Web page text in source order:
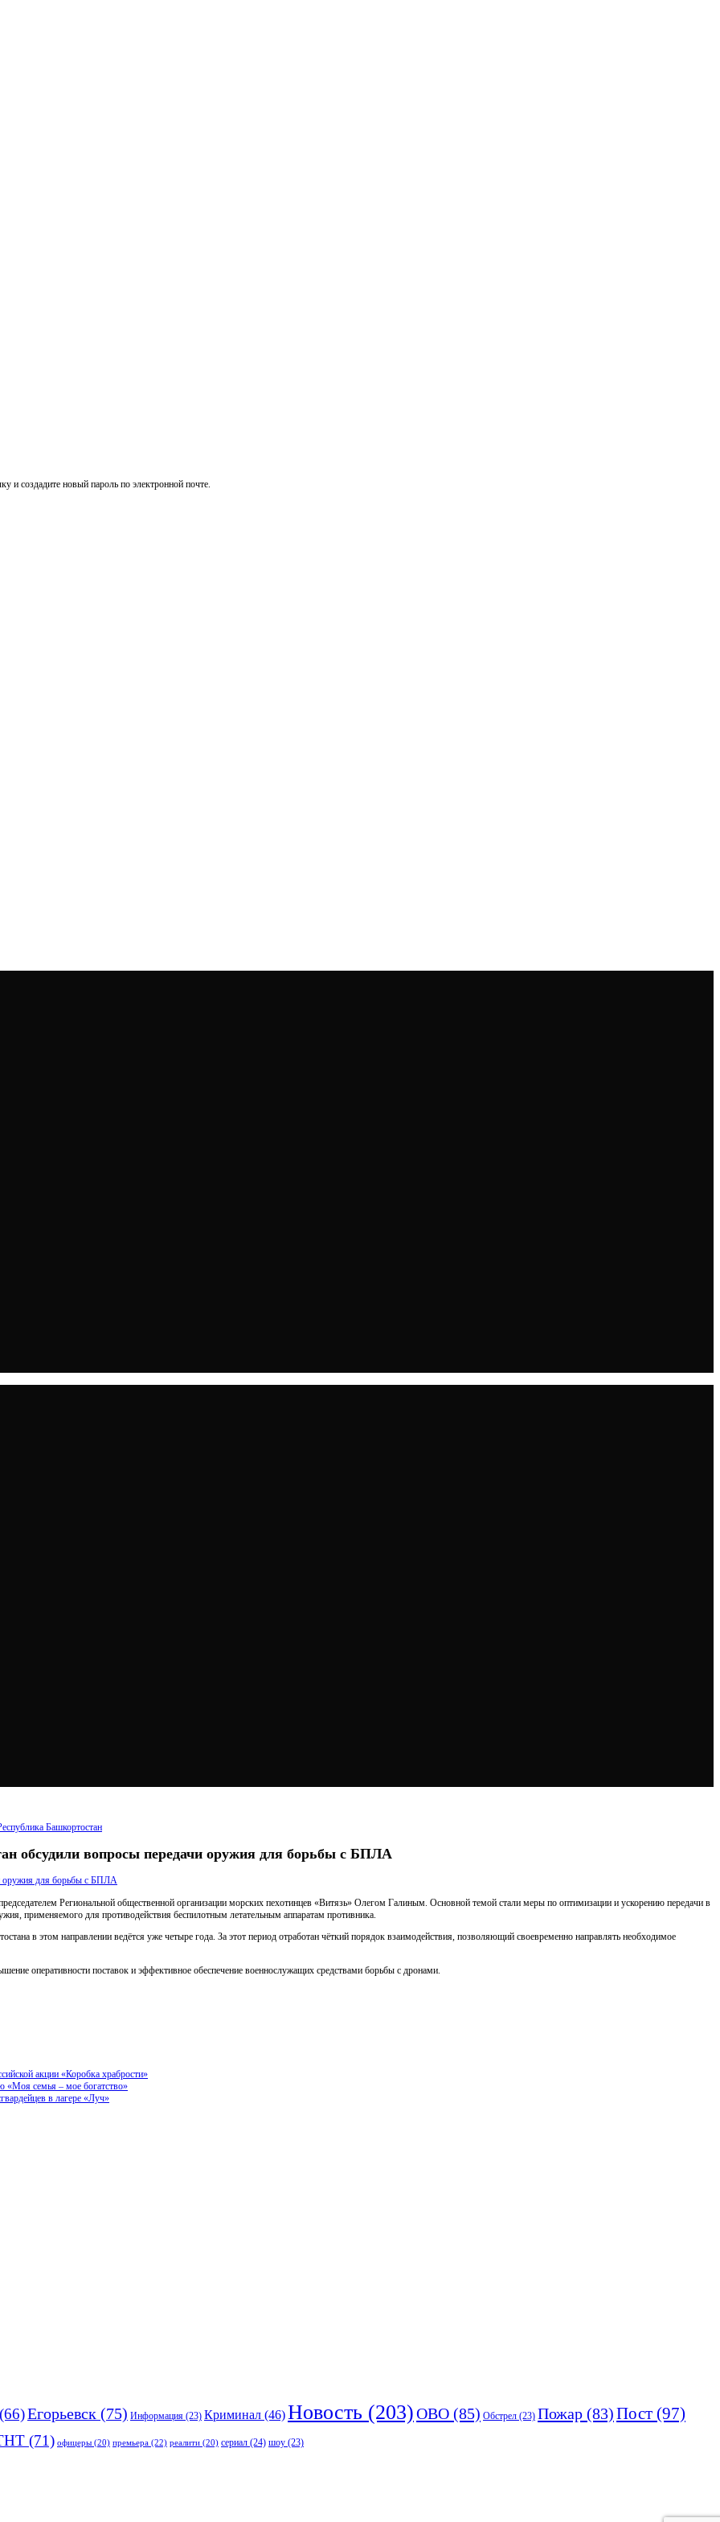
и создадите новый пароль по электронной почте.
Башкортостан
обсудили вопросы передачи оружия для борьбы с БПЛА
Региональной общественной организации морских пехотинцев «Витязь» Олегом Галиным. Основной темой стали меры по оптимизации и ускорению передачи в
применяемого для противодействия беспилотным летательным аппаратам противника.
в этом направлении ведётся уже четыре года. За этот период отработан чёткий порядок взаимодействия, позволяющий своевременно направлять необходимое
оперативности поставок и эффективное обеспечение военнослужащих средствами борьбы с дронами.
акции «Коробка храбрости»
«Моя семья – мое богатство»
в лагере «Луч»
(66)Егорьевск (75) Информация (23) Криминал (46)Новость (203)ОВО (85) Обстрел (23) Пожар (83)Пост (97)
(71) офицеры (20) премьера (22) реалити (20) сериал (24) шоу (23)